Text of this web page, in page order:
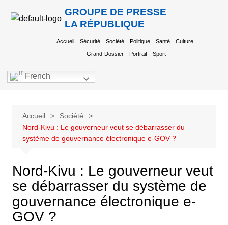
GROUPE DE PRESSE
LA RÉPUBLIQUE
Accueil Sécurité Société Politique Santé Culture
Grand-Dossier Portrait Sport
French
Accueil
Société
Nord-Kivu : Le gouverneur veut se débarrasser du
système de gouvernance électronique e-GOV ?
Nord-Kivu : Le gouverneur veut
se débarrasser du système de
gouvernance électronique e-
GOV ?